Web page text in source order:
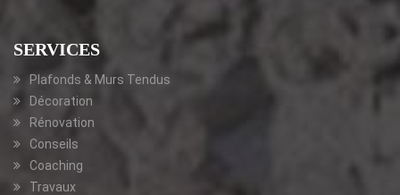
SERVICES
Plafonds & Murs Tendus
Décoration
Rénovation
Conseils
Coaching
Travaux